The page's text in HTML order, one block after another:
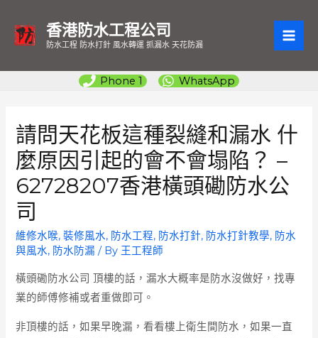
香港防水工程公司
防水工程 防水打針 風水轉運 抓漏水 天花防漏
Phone 1 WhatsApp
請問天花板這種裂縫和漏水 什
麼原因引起的會不會塌陷？ –
62728207香港橫頭磡防水公
司
維修水喉,裝修風水, 防水工程, 防水打針, 防水打針教學, 防水
與風水, 防水防漏 / By 王工程師
橫頭磡防水公司頂樓的話，漏水大概率是防水沒做好，找專
業的師傅修補或者重做即可。
非頂樓的話，如果早晚漏，看看樓上衛生間防水，如果一直